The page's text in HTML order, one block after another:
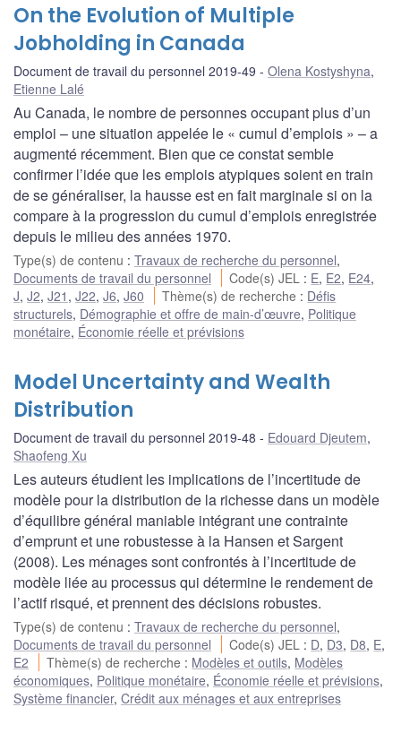
On the Evolution of Multiple
Jobholding in Canada
Document de travail du personnel 2019-49 Olena Kostyshyna,
Etienne Lalé
Au Canada, le nombre de personnes occupant plus d’un
emploi – une situation appelée le « cumul d’emplois » – a
augmenté récemment. Bien que ce constat semble
confirmer l’idée que les emplois atypiques soient en train
de se généraliser, la hausse est en fait marginale si on la
compare à la progression du cumul d’emplois enregistrée
depuis le milieu des années 1970.
Type(s) de contenu : Travaux de recherche du personnel,
Documents de travail du personnel
Code(s) JEL : E, E2, E24,
J, J2, J21 , J22, J6, J60 Thème(s) de recherche : Défis
structurels, Démographie et offre de main-d’œuvre, Politique
monétaire, Économie réelle et prévisions
Model Uncertainty and Wealth
Distribution
Document de travail du personnel 2019-48 Edouard Djeutem,
Shaofeng Xu
Les auteurs étudient les implications de l’incertitude de
modèle pour la distribution de la richesse dans un modèle
d’équilibre général maniable intégrant une contrainte
d’emprunt et une robustesse à la Hansen et Sargent
(2008). Les ménages sont confrontés à l’incertitude de
modèle liée au processus qui détermine le rendement de
l’actif risqué, et prennent des décisions robustes.
Type(s) de contenu : Travaux de recherche du personnel,
Documents de travail du personnel
Code(s) JEL : D, D3, D8, E,
E2
Thème(s) de recherche : Modèles et outils, Modèles
économiques, Politique monétaire, Économie réelle et prévisions,
Système financier, Crédit aux ménages et aux entreprises